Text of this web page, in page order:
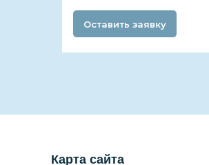
Оставить заявку
Карта сайта